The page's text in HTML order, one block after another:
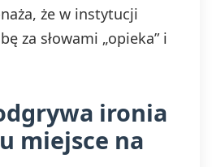
zgodność z
prawem
przed jej
wycofaniem.
Wycofanie zgody
jest możliwe
że w instytucji
za słowami „opieka” i
ironia
miejsce na